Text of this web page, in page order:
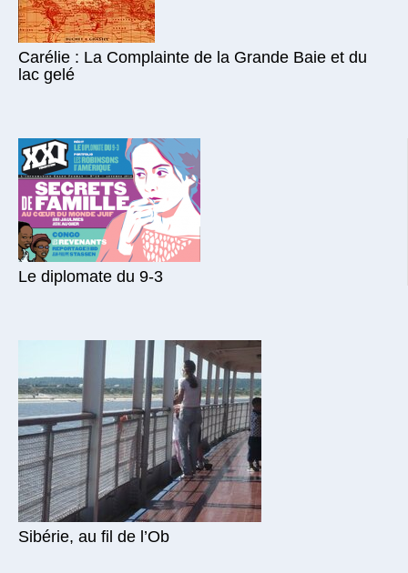
Carélie : La Complainte de la Grande Baie et du
lac gelé
Le diplomate du 9-3
Sibérie, au fil de l’Ob